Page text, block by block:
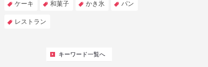
ケーキ 和菓子 かき氷 パン
レストラン
キーワード一覧へ